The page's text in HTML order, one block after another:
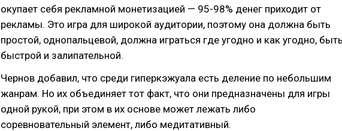
окупает себя рекламной монетизацией — 95-98% денег приходит от
рекламы. Это игра для широкой аудитории, поэтому она должна быть
простой, однопальцевой, должна играться где угодно и как угодно,
быстрой и залипательной.
Чернов добавил, что среди гиперкэжуала есть деление по небольшим
жанрам. Но их объединяет тот факт, что они предназначены для игры
одной рукой, при этом в их основе может лежать либо
соревновательный элемент, либо медитативный.